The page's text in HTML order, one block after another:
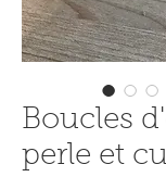
Boucles
perle et